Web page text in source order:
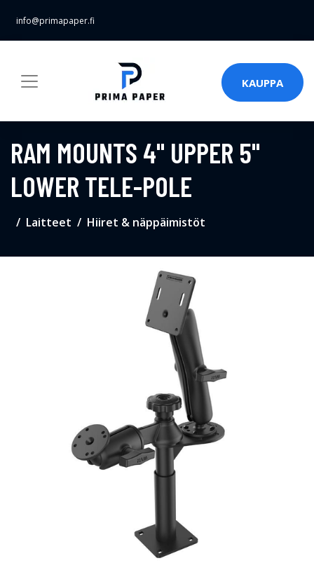
info@primapaper.fi
KAUPPA
RAM MOUNTS 4" UPPER 5"
LOWER TELE-POLE
Laitteet Hiiret & näppäimistöt